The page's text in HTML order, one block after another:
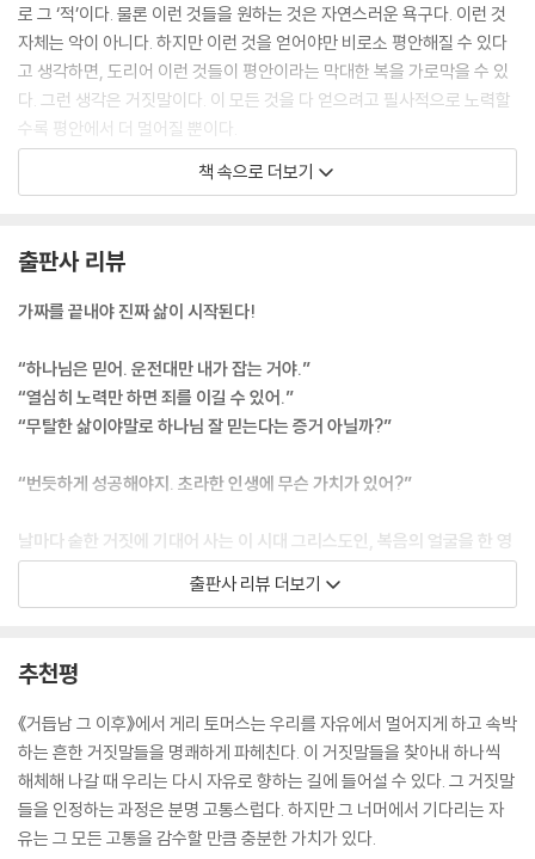
로 그 ‘적’이다. 물론 이런 것들을 원하는 것은 자연스러운 욕구다. 이런 것
자체는 악이 아니다. 하지만 이런 것을 얻어야만 비로소 평안해질 수 있다
고 생각하면, 도리어 이런 것들이 평안이라는 막대한 복을 가로막을 수 있
다. 그런 생각은 거짓말이다. 이 모든 것을 다 얻으려고 필사적으로 노력할
수록 평안에서 더 멀어질 뿐이다.
--- p.44
열심히 일했는데 고맙다는 말을 들은 적이 언제더라?’ 이런 사람의 행복은
타인이 자신을 대하는 방식과 주목하는 정도, 자신에게 고마움을 표시하는
리고 그 순간 로켓이 지구를 떠나는 속도보다도 더 빠르게 영혼의 평안이
사라질 것이다.
--- p.50
기독교는 스스로를 통제하려는 태도에 정면으로 반기를 든다. 기독교는 하
다. 이는 참으로 흥미진진한 삶이다. 자유하게 하는 삶이다. 그리고 의존하
는 삶이다. 우리는 이 삶을 살기 위해 거듭났다.
그럼에도 이런 종류의 삶은 두려움을 일으킨다. 바리새인들의 ‘산더미 규
라. 이런 옷을 입고 저런 옷은 입지 말라. 이것을 이렇게 요리해서 이때 먹
시스템에서는 하나님이 규칙을 책에 써서 우리에게 주신 뒤에는 이제 우리
가 책임을 맡는 것이다. 그때부터 우리는 하나님의 규칙을 깰 가능성조차
없도록 스스로 만든 규칙들을 더한다. 하지만 이러한 삶은 믿음의 삶이 아
닌 두려움의 삶이다. 워드는 이렇게 말했다. “우리는 너무 길들여졌다. 우
리는 종교에서 모험심을 잃고 있다.”
책 속으로 더보기
출판사 리뷰
가짜를 끝내야 진짜 삶이 시작된다!
“하나님은 믿어. 운전대만 내가 잡는 거야.”
“열심히 노력만 하면 죄를 이길 수 있어.”
“무탈한 삶이야말로 하나님 잘 믿는다는 증거 아닐까?”
“번듯하게 성공해야지. 초라한 인생에 무슨 가치가 있어?”
날마다 숱한 거짓에 기대어 사는 이 시대 그리스도인, 복음의 얼굴을 한 영
적 기만을 해체하라!
rn) 여정으로 우리를 초대한다. 하나님이 설계하신 풍성한 삶은 미래의 보
상이 아니라, 우리가 무의식 중에 믿어 온 거짓말을 걷어 내는 바로 그 자리
에서 시작되기 때문이다. 이는 타성에 젖은 종교 생활에서 벗어나 오늘을
하나님 나라의 생기로 살아가게 하는 강력한 동력을 제공한다. 이러한 통
찰은 신앙의 첫발을 뗀 초심자에게는 하나님과 친밀해지는 견고한 토대를,
매너리즘에 빠진 기존 신자에게는 복음의 본질로 돌아가는 결정적 전환점
출판사 리뷰 더보기
추천평
《거듭남 그 이후》에서 게리 토머스는 우리를 자유에서 멀어지게 하고 속박
하는 흔한 거짓말들을 명쾌하게 파헤친다. 이 거짓말들을 찾아내 하나씩
해체해 나갈 때 우리는 다시 자유로 향하는 길에 들어설 수 있다. 그 거짓말
들을 인정하는 과정은 분명 고통스럽다. 하지만 그 너머에서 기다리는 자
유는 그 모든 고통을 감수할 만큼 충분한 가치가 있다.